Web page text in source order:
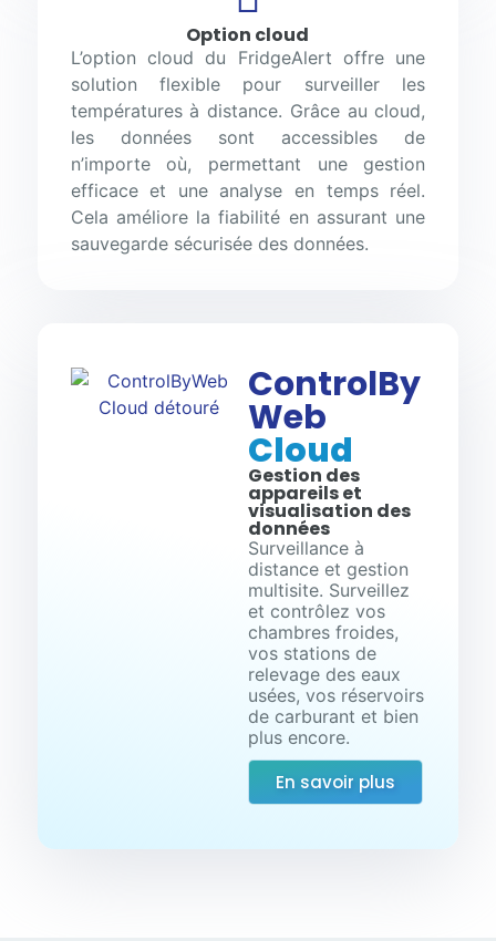
Option cloud
L’option cloud du FridgeAlert offre une
solution flexible pour surveiller les
températures à distance. Grâce au cloud,
les données sont accessibles de
n’importe où, permettant une gestion
efficace et une analyse en temps réel.
Cela améliore la fiabilité en assurant une
sauvegarde sécurisée des données.
ControlBy
Web
Cloud
Gestion des
appareils et
visualisation des
données
Surveillance à
distance et gestion
multisite. Surveillez
et contrôlez vos
chambres froides,
vos stations de
relevage des eaux
usées, vos réservoirs
de carburant et bien
plus encore.
En savoir plus